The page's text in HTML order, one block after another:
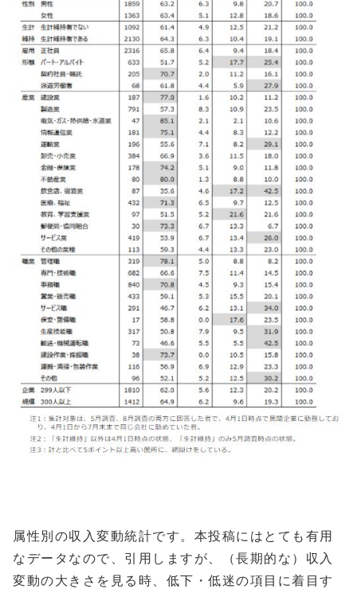
属性別の収入変動統計です。本投稿にはとても有用
なデータなので、引用しますが、（長期的な）収入
変動の大きさを見る時、低下・低迷の項目に着目す